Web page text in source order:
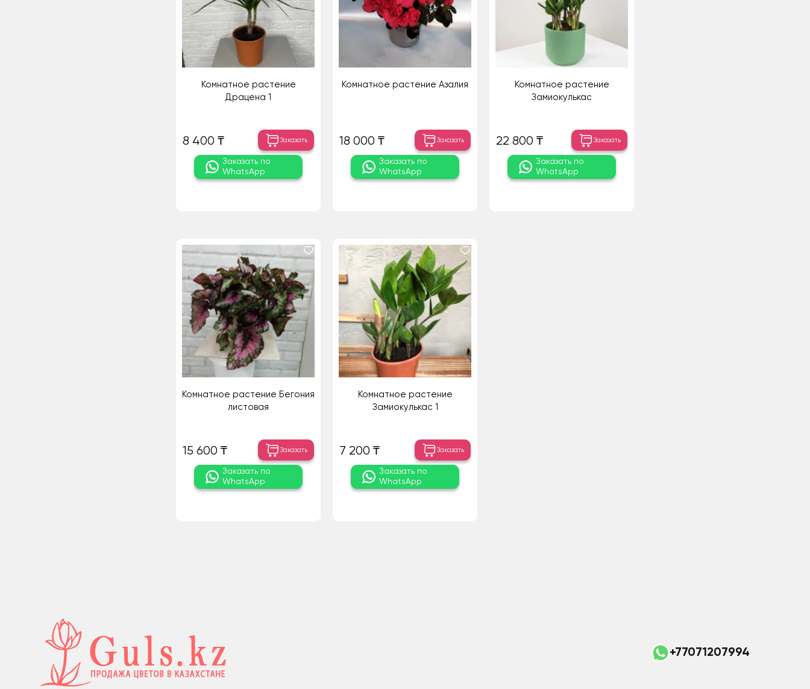
Комнатное растение
Драцена 1
8 400 ₸ Заказать
Заказать по
WhatsApp
Комнатное растение Азалия
18 000 ₸ Заказать
Заказать по
WhatsApp
Комнатное растение
Замиокулькас
22 800 ₸ Заказать
Заказать по
WhatsApp
Комнатное растение Бегония
листовая
15 600 ₸ Заказать
Заказать по
WhatsApp
Комнатное растение
Замиокулькас 1
7 200 ₸ Заказать
Заказать по
WhatsApp
+77071207994